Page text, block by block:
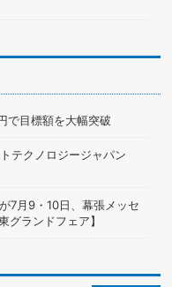
で目標額を大幅突破
テクノロジージャパン
7月9・10日、幕張メッセ
ランドフェア】